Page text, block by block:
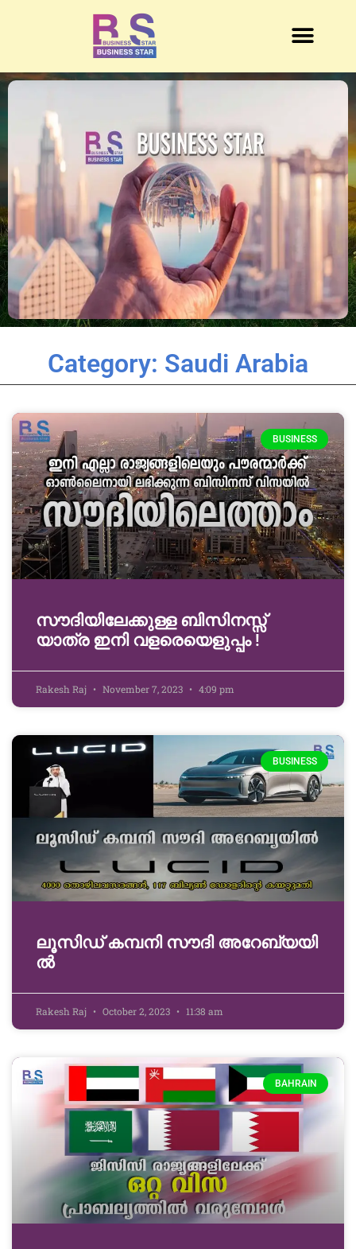
Category: Saudi Arabia
BUSINESS
സൗദിയിലേക്കുള്ള ബിസിനസ്സ്
യാത്ര ഇനി വളരെയെളുപ്പം !
Rakesh Raj November 7, 2023 4:09 pm
BUSINESS
ലൂ​സി​ഡ് ക​മ്പ​നി സൗ​ദി അ​റേ​ബ്യ​യി​
ൽ
Rakesh Raj October 2, 2023 11:38 am
BAHRAIN